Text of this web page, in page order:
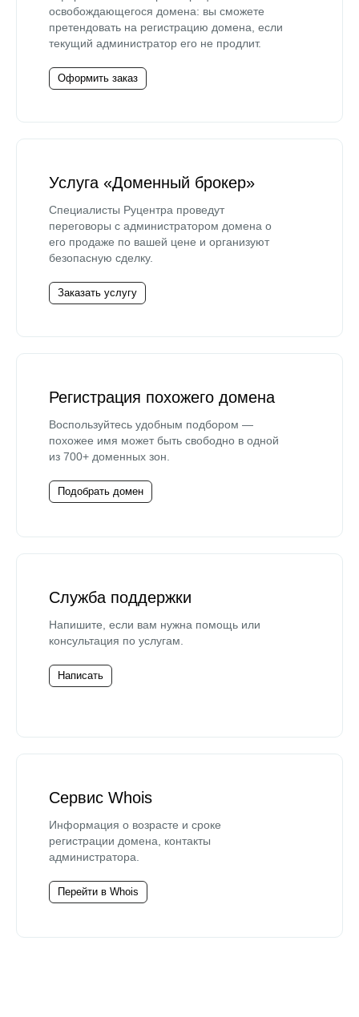
освобождающегося домена: вы сможете
претендовать на регистрацию домена, если
текущий администратор его не продлит.
Оформить заказ
Услуга «Доменный брокер»
Специалисты Руцентра проведут
переговоры с администратором домена о
его продаже по вашей цене и организуют
безопасную сделку.
Заказать услугу
Регистрация похожего домена
Воспользуйтесь удобным подбором —
похожее имя может быть свободно в одной
из 700+ доменных зон.
Подобрать домен
Служба поддержки
Напишите, если вам нужна помощь или
консультация по услугам.
Написать
Сервис Whois
Информация о возрасте и сроке
регистрации домена, контакты
администратора.
Перейти в Whois